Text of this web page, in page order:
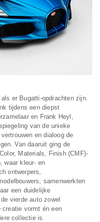
er Bugatti-opdrachten zijn.
tijdens een diepst
en Frank Heyl,
van de unieke
en dialoog de
Van daaruit ging de
Materials, Finish (CMF)-
waar kleur- en
ontwerpers,
samenwerkten
een duidelijke
vierde auto zowel
vormt én een
collectie is.